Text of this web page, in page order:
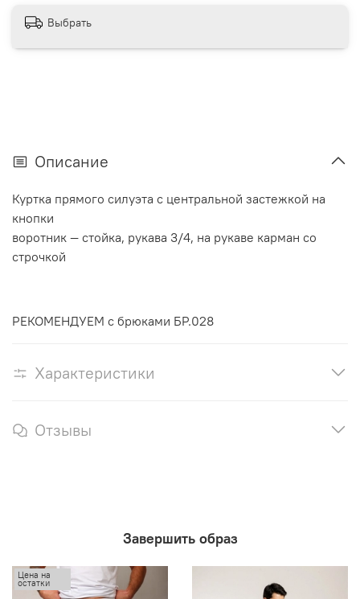
Выбрать
Описание
Куртка прямого силуэта с центральной застежкой на
кнопки
воротник — стойка, рукава 3/4, на рукаве карман со
строчкой
РЕКОМЕНДУЕМ с брюками БР.028
Характеристики
Отзывы
Завершить образ
Цена на
остатки